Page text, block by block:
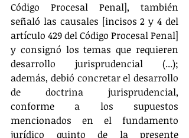
Código Procesal Penal], también
señaló las causales [incisos 2 y 4 del
artículo 429 del Código Procesal Penal]
y consignó los temas que requieren
desarrollo jurisprudencial (...);
además, debió concretar el desarrollo
de doctrina jurisprudencial,
conforme a los supuestos
mencionados en el fundamento
jurídico quinto de la presente